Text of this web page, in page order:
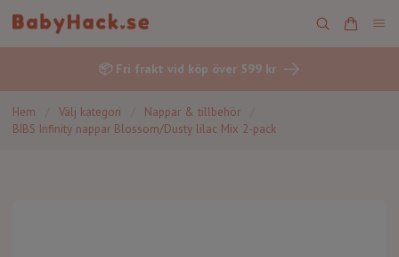
📦 Fri frakt vid köp över 599 kr
Hem Välj kategori Nappar & tillbehör
BIBS Infinity nappar Blossom/Dusty lilac Mix 2-pack